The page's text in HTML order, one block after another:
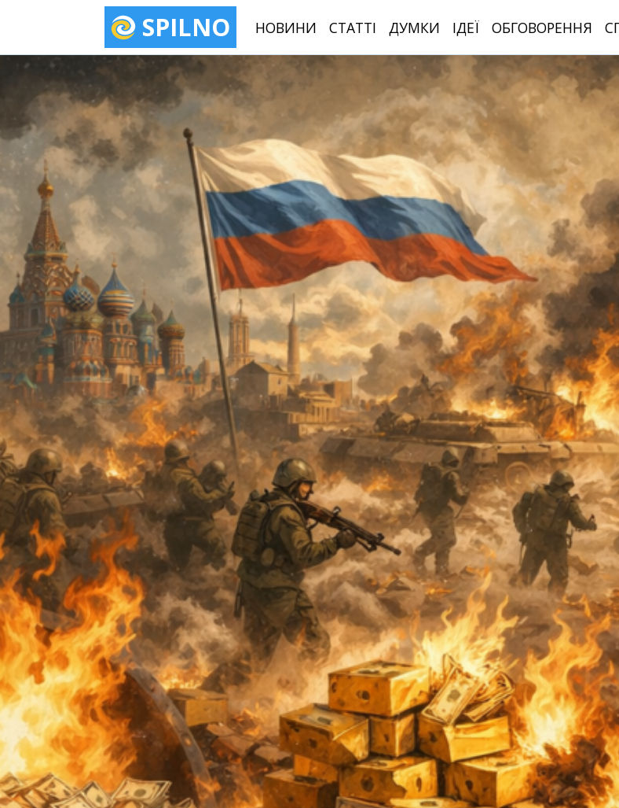
SPILNO НОВИНИ СТАТТІ ДУМКИ ІДЕЇ ОБГОВОРЕННЯ